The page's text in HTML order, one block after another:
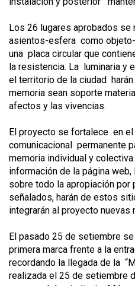
Los 26 lugares aprobados
asientos-esfera como
una placa circular que
la resistencia. La luminaria y
el territorio de la ciudad
memoria sean soporte
afectos y las vivencias.
El proyecto se fortalece en
comunicacional permanente
memoria individual y
información de la página
sobre todo la apropiación
señalados, harán de estos
integrarán al proyecto nuevas
El pasado 25 de setiembre
primera marca frente a la
recordando la llegada de la
realizada el 25 de setiembre